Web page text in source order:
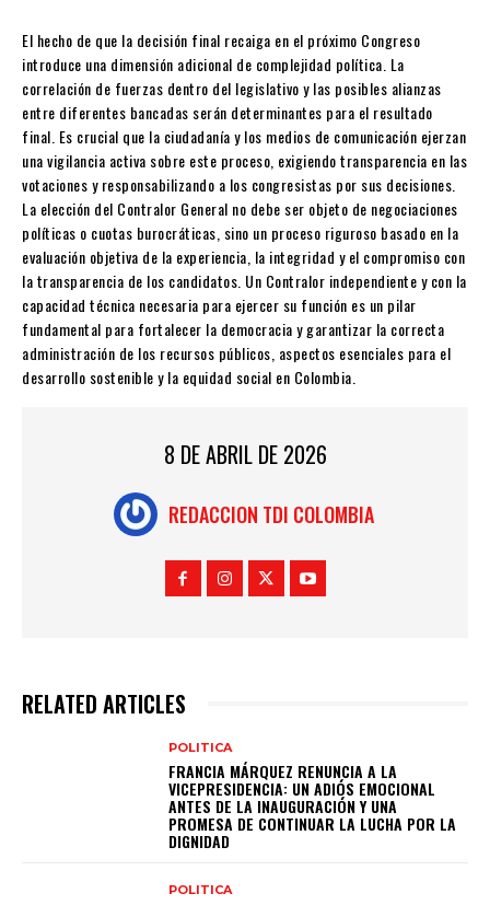
El hecho de que la decisión final recaiga en el próximo Congreso
introduce una dimensión adicional de complejidad política. La
correlación de fuerzas dentro del legislativo y las posibles alianzas
entre diferentes bancadas serán determinantes para el resultado
final. Es crucial que la ciudadanía y los medios de comunicación ejerzan
una vigilancia activa sobre este proceso, exigiendo transparencia en las
votaciones y responsabilizando a los congresistas por sus decisiones.
La elección del Contralor General no debe ser objeto de negociaciones
políticas o cuotas burocráticas, sino un proceso riguroso basado en la
evaluación objetiva de la experiencia, la integridad y el compromiso con
la transparencia de los candidatos. Un Contralor independiente y con la
capacidad técnica necesaria para ejercer su función es un pilar
fundamental para fortalecer la democracia y garantizar la correcta
administración de los recursos públicos, aspectos esenciales para el
desarrollo sostenible y la equidad social en Colombia.
8 DE ABRIL DE 2026
REDACCION TDI COLOMBIA
RELATED ARTICLES
POLITICA
FRANCIA MÁRQUEZ RENUNCIA A LA
VICEPRESIDENCIA: UN ADIÓS EMOCIONAL
ANTES DE LA INAUGURACIÓN Y UNA
PROMESA DE CONTINUAR LA LUCHA POR LA
DIGNIDAD
POLITICA